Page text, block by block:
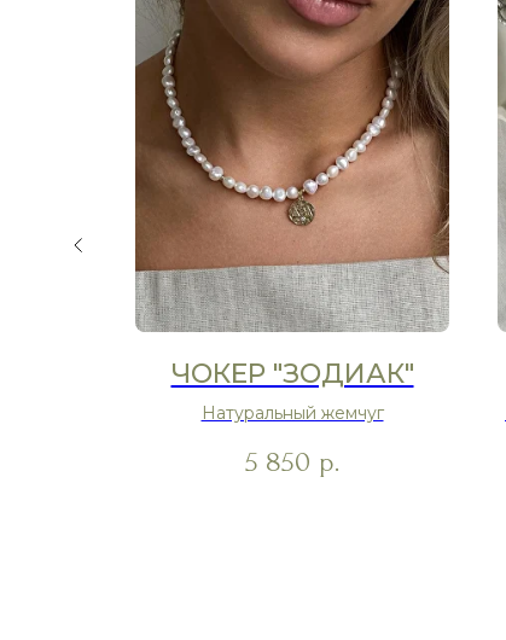
ЧОКЕР "ЗОДИАК"
Натуральный жемчуг
5 850 р.